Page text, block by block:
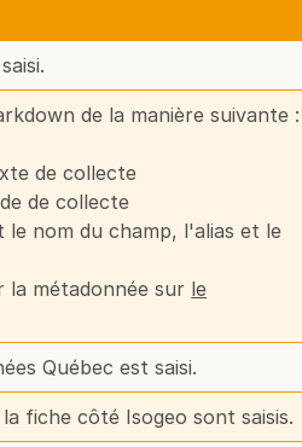
de la manière suivante :
de collecte
de collecte
le nom du champ, l'alias et le
la métadonnée sur le
Québec est saisi.
fiche côté Isogeo sont saisis.